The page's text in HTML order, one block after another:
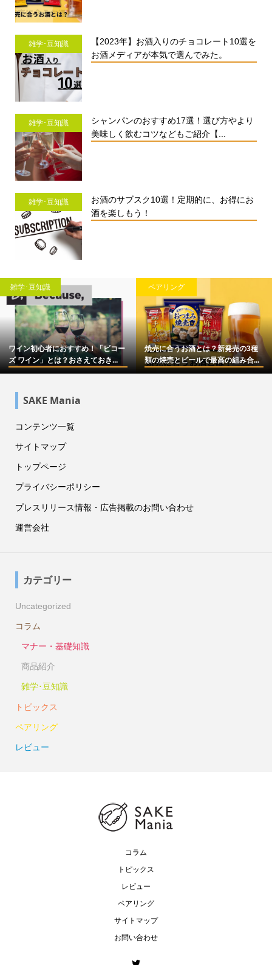
雑学･豆知識
【2023年】お酒入りのチョコレート10選を
お酒メディアが本気で選んでみた。
雑学･豆知識
シャンパンのおすすめ17選！選び方やより
美味しく飲むコツなどもご紹介【...
雑学･豆知識
お酒のサブスク10選！定期的に、お得にお
酒を楽しもう！
雑学･豆知識
ワイン初心者におすすめ！「ビコー
ズ ワイン」とは？おさえておき...
ペアリング
焼売に合うお酒とは？新発売の3種
類の焼売とビールで最高の組み合...
SAKE Mania
コンテンツ一覧
サイトマップ
トップページ
プライバシーポリシー
プレスリリース情報・広告掲載のお問い合わせ
運営会社
カテゴリー
Uncategorized
コラム
マナー・基礎知識
商品紹介
雑学･豆知識
トピックス
ペアリング
レビュー
コラム
トピックス
レビュー
ペアリング
サイトマップ
お問い合わせ